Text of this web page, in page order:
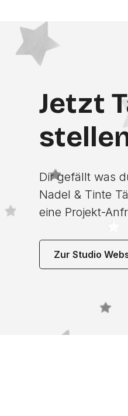
Jetzt
Dir gefällt was
Nadel & Tinte
eine Projekt-
Zur Studio